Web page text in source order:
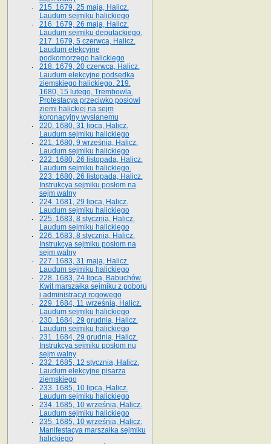
215. 1679, 25 maja, Halicz.
Laudum sejmiku halickiego
216. 1679, 26 maja, Halicz.
Laudum sejmiku deputackiego.
217. 1679, 5 czerwca, Halicz.
Laudum elekcyjne
podkomorzego halickiego
218. 1679, 20 czerwca, Halicz.
Laudum elekcyjne podsędka
ziemskiego halickiego. 219.
1680, 15 lutego, Trembowla.
Protestacya przeciwko posłowi
ziemi halickiej na sejm
koronacyjny wysłanemu
220. 1680, 31 lipca, Halicz.
Laudum sejmiku halickiego
221. 1680, 9 września, Halicz.
Laudum sejmiku halickiego
222. 1680, 26 listopada, Halicz.
Laudum sejmiku halickiego.
223. 1680, 26 listopada, Halicz.
Instrukcya sejmiku posłom na
sejm walny
224. 1681, 29 lipca, Halicz.
Laudum sejmiku halickiego
225. 1683, 8 stycznia, Halicz.
Laudum sejmiku halickiego
226. 1683, 8 stycznia, Halicz.
Instrukcya sejmiku posłom na
sejm walny
227. 1683, 31 maja, Halicz.
Laudum sejmiku halickiego
228. 1683, 24 lipca, Babuchów.
Kwit marszałka sejmiku z poboru
i administracyi rogowego
229. 1684, 11 września, Halicz.
Laudum sejmiku halickiego
230. 1684, 29 grudnia, Halicz.
Laudum sejmiku halickiego
231. 1684, 29 grudnia, Halicz.
Instrukcya sejmiku posłom nu
sejm walny
232. 1685, 12 stycznia, Halicz.
Laudum elekcyjne pisarza
ziemskiego
233. 1685, 10 lipca, Halicz.
Laudum sejmiku halickiego
234. 1685, 10 września, Halicz.
Laudum sejmiku halickiego
235. 1685, 10 września, Halicz.
Manifestacya marszałka sejmiku
halickiego